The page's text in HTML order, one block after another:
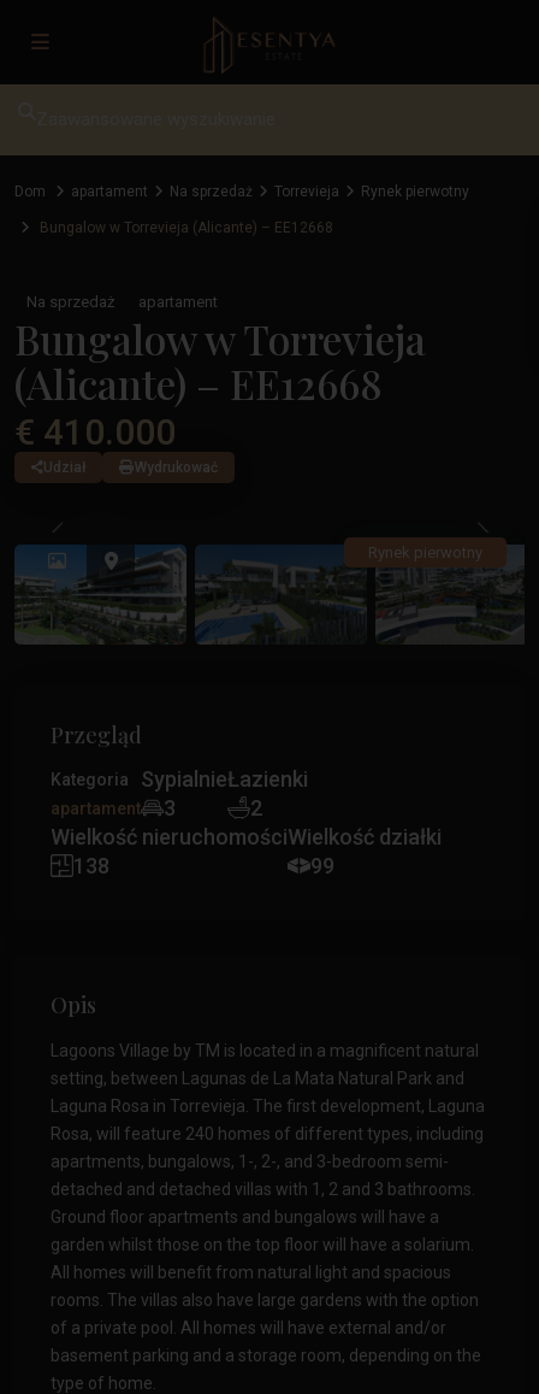
Dom apartament Na sprzedaż Torrevieja Rynek pierwotny
Bungalow w Torrevieja (Alicante) – EE12668
Na sprzedaż apartament
Bungalow w Torrevieja
(Alicante) – EE12668
€ 410.000
Udział Wydrukować
Rynek pierwotny
Poprzedni
Przegląd
Kategoria
apartament
Sypialnie
3
Łazienki
2
Wielkość nieruchomości
138
Wielkość działki
99
Opis
Lagoons Village by TM is located in a magnificent natural
setting, between Lagunas de La Mata Natural Park and
Laguna Rosa in Torrevieja. The first development, Laguna
Rosa, will feature 240 homes of different types, including
apartments, bungalows, 1-, 2-, and 3-bedroom semi-
detached and detached villas with 1, 2 and 3 bathrooms.
Ground floor apartments and bungalows will have a
garden whilst those on the top floor will have a solarium.
All homes will benefit from natural light and spacious
rooms. The villas also have large gardens with the option
of a private pool. All homes will have external and/or
basement parking and a storage room, depending on the
type of home.